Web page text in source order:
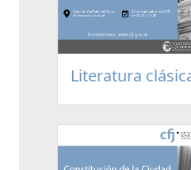
Literatura